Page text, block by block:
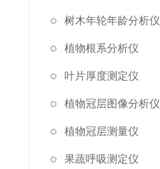
树木年轮年龄分析仪
植物根系分析仪
叶片厚度测定仪
植物冠层图像分析仪
植物冠层测量仪
果蔬呼吸测定仪